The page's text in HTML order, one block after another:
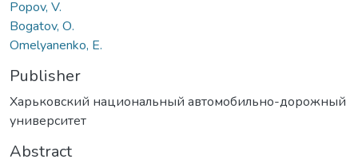
Popov, V.
Bogatov, О.
Omelyanenko, E.
Publisher
Харьковский национальный автомобильно-дорожный
университет
Abstract